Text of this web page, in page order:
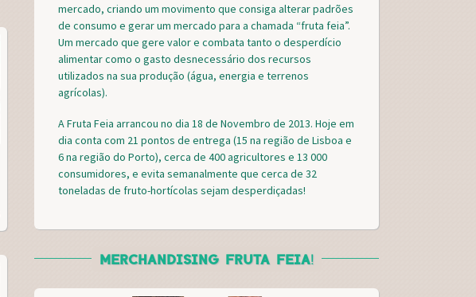
mercado, criando um movimento que consiga alterar padrões
de consumo e gerar um mercado para a chamada “fruta feia”.
Um mercado que gere valor e combata tanto o desperdício
alimentar como o gasto desnecessário dos recursos
utilizados na sua produção (água, energia e terrenos
agrícolas).
A Fruta Feia arrancou no dia 18 de Novembro de 2013. Hoje em
dia conta com 21 pontos de entrega (15 na região de Lisboa e
6 na região do Porto), cerca de 400 agricultores e 13 000
consumidores, e evita semanalmente que cerca de 32
toneladas de fruto-hortícolas sejam desperdiçadas!
MERCHANDISING FRUTA FEIA!